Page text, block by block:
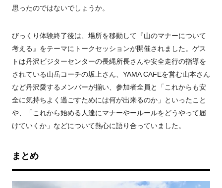
思ったのではないでしょうか。
びっくり体験終了後は、場所を移動して『山のマナーについて
考える』をテーマにトークセッションが開催されました。ゲス
トは丹沢ビジターセンターの長縄所長さんや安全走行の指導を
されている山岳コーチの坂上さん、YAMA CAFEを営む山本さん
など丹沢愛するメンバーが揃い、参加者全員と「これからも安
全に気持ちよく過ごすためには何が出来るのか」といったこと
や、「これから始める人達にマナーやールールをどうやって届
けていくか」などについて熱心に語り合っていました。
まとめ